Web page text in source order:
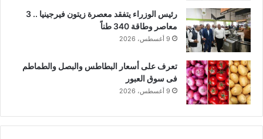
رئيس الوزراء يتفقد معصرة زيتون فيرجينيا .. 3
معاصر وطاقة 340 طناً
9 أغسطس، 2026
تعرف على أسعار البطاطس والبصل والطماطم
فى سوق العبور
9 أغسطس، 2026